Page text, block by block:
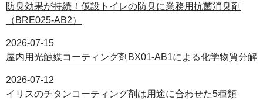
防臭効果が持続！仮設トイレの防臭に業務用抗菌消臭剤
（BRE025-AB2）
2026-07-15
屋内用光触媒コーティング剤BX01-AB1による化学物質分解
2026-07-12
イリスのチタンコーティング剤は用途に合わせた5種類